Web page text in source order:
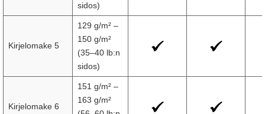
sidos)
Kirjelomake 5
129 g/m² –
150 g/m²
(35–40 lb:n
sidos)
Kirjelomake 6
151 g/m² –
163 g/m²